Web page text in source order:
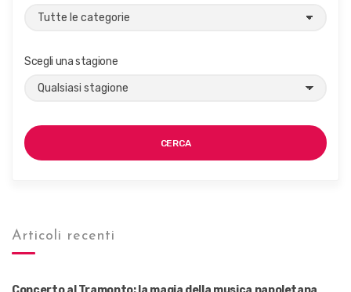
Scegli una stagione
CERCA
Articoli recenti